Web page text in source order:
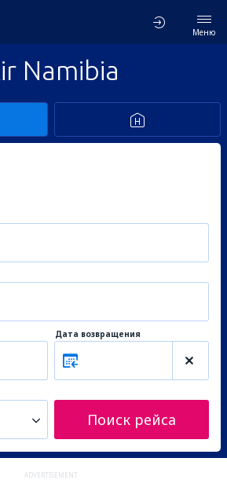
Меню
Namibia
Дата возвращения
Поиск рейса
ADVERTISEMENT